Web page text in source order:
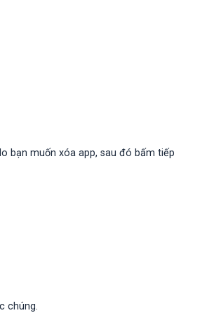
bạn muốn xóa app, sau đó bấm tiếp
chúng.